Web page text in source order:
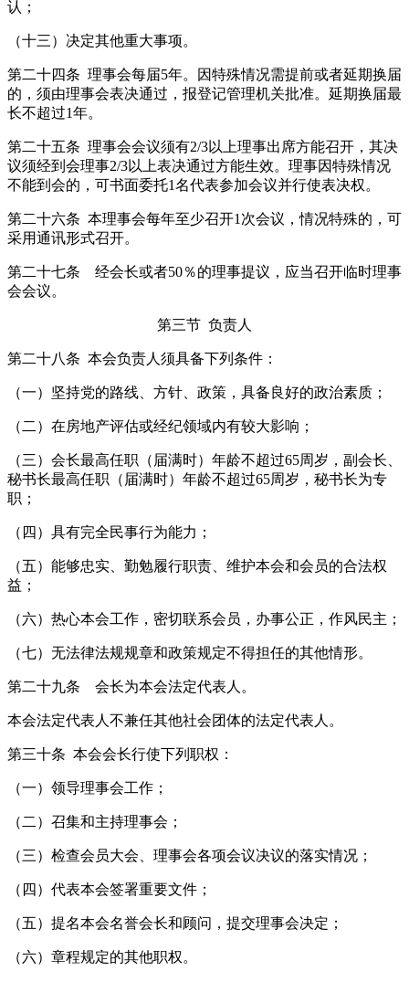
认；
（十三）决定其他重大事项。
第二十四条 理事会每届5年。因特殊情况需提前或者延期换届
的，须由理事会表决通过，报登记管理机关批准。延期换届最
长不超过1年。
第二十五条 理事会会议须有2/3以上理事出席方能召开，其决
议须经到会理事2/3以上表决通过方能生效。理事因特殊情况
不能到会的，可书面委托1名代表参加会议并行使表决权。
第二十六条 本理事会每年至少召开1次会议，情况特殊的，可
采用通讯形式召开。
第二十七条 经会长或者50％的理事提议，应当召开临时理事
会会议。
第三节 负责人
第二十八条 本会负责人须具备下列条件：
（一）坚持党的路线、方针、政策，具备良好的政治素质；
（二）在房地产评估或经纪领域内有较大影响；
（三）会长最高任职（届满时）年龄不超过65周岁，副会长、
秘书长最高任职（届满时）年龄不超过65周岁，秘书长为专
职；
（四）具有完全民事行为能力；
（五）能够忠实、勤勉履行职责、维护本会和会员的合法权
益；
（六）热心本会工作，密切联系会员，办事公正，作风民主；
（七）无法律法规规章和政策规定不得担任的其他情形。
第二十九条 会长为本会法定代表人。
本会法定代表人不兼任其他社会团体的法定代表人。
第三十条 本会会长行使下列职权：
（一）领导理事会工作；
（二）召集和主持理事会；
（三）检查会员大会、理事会各项会议决议的落实情况；
（四）代表本会签署重要文件；
（五）提名本会名誉会长和顾问，提交理事会决定；
（六）章程规定的其他职权。